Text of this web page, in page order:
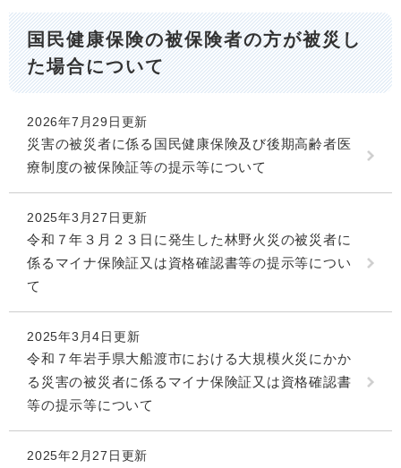
国民健康保険の被保険者の方が被災し
た場合について
2026年7月29日更新
災害の被災者に係る国民健康保険及び後期高齢者医
療制度の被保険証等の提示等について
2025年3月27日更新
令和７年３月２３日に発生した林野火災の被災者に
係るマイナ保険証又は資格確認書等の提示等につい
て
2025年3月4日更新
令和７年岩手県大船渡市における大規模火災にかか
る災害の被災者に係るマイナ保険証又は資格確認書
等の提示等について
2025年2月27日更新